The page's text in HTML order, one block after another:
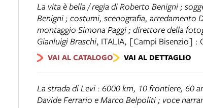
La vita è bella / regia di Roberto Benigni ;
Benigni ; costumi, scenografia, arredamento
montaggio Simona Paggi ; direttore della
Gianluigi Braschi, ITALIA, [Campi Bisenzio] :
VAI AL CATALOGO VAI AL DETTAGLIO
La strada di Levi : 6000 km, 10 frontiere, 60
Davide Ferrario e Marco Belpoliti ; voce